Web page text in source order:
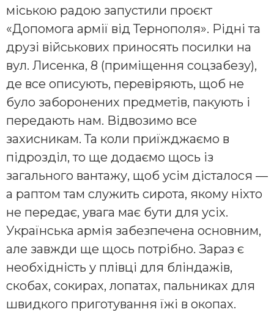
міською радою запустили проєкт
«Допомога армії від Тернополя». Рідні та
друзі військових приносять посилки на
вул. Лисенка, 8 (приміщення соцзабезу),
де все описують, перевіряють, щоб не
було заборонених предметів, пакують і
передають нам. Відвозимо все
захисникам. Та коли приїжджаємо в
підрозділ, то ще додаємо щось із
загального вантажу, щоб усім дісталося —
а раптом там служить сирота, якому ніхто
не передає, увага має бути для усіх.
Українська армія забезпечена основним,
але завжди ще щось потрібно. Зараз є
необхідність у плівці для бліндажів,
скобах, сокирах, лопатах, пальниках для
швидкого приготування їжі в окопах.